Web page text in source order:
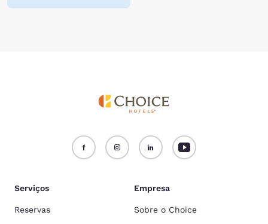
Serviços
Reservas
Empresa
Sobre o Choice